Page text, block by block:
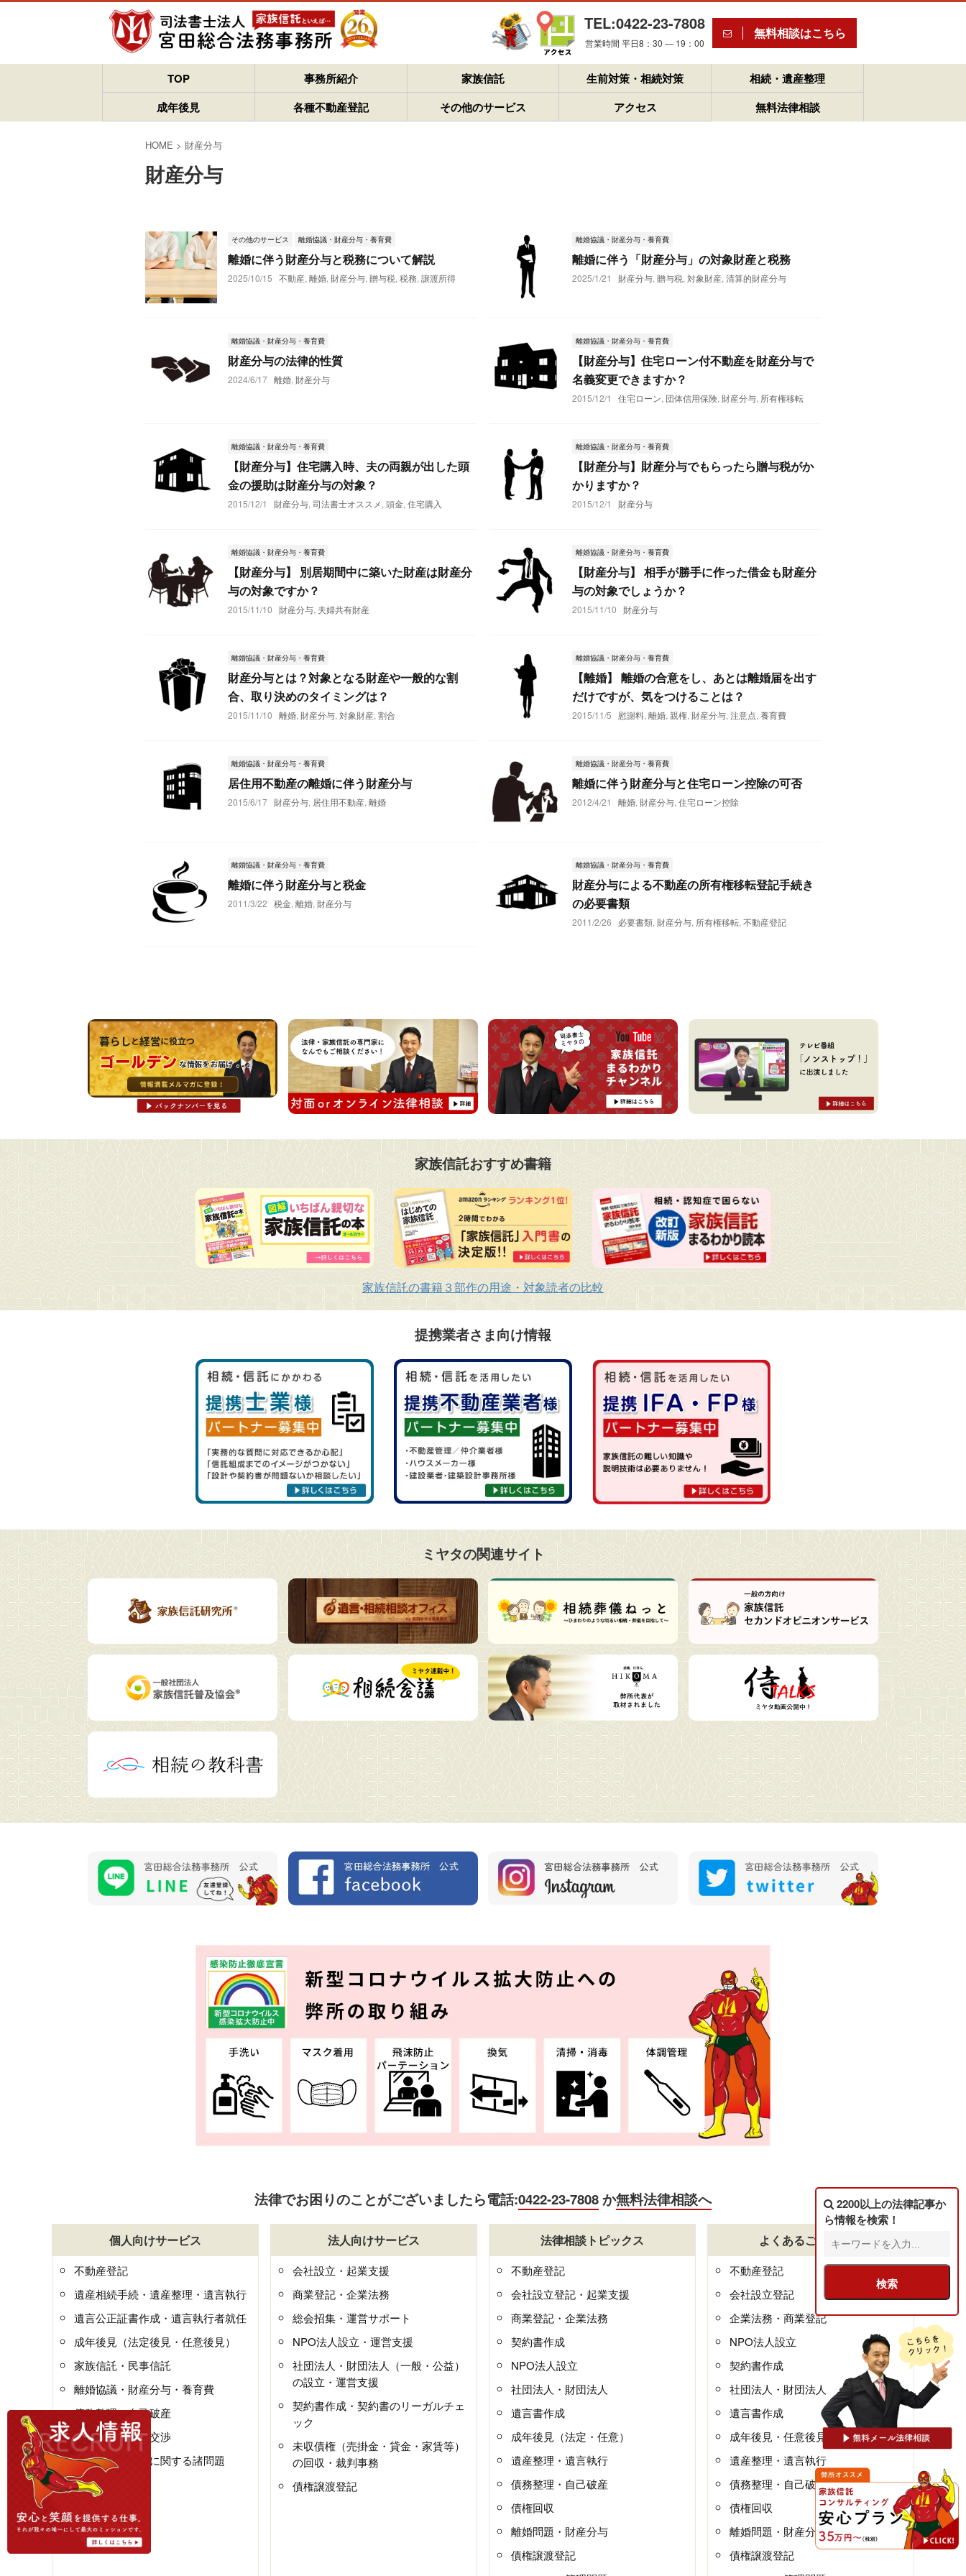
TEL:0422-23-7808
営業時間 平日8：30 ― 19：00
無料相談はこちら
TOP 事務所紹介 家族信託 生前対策・相続対策
相続・遺産整理
成年後見
各種不動産登記 その他のサービス アクセス 無料法律相談
HOME > 財産分与
財産分与
その他のサービス 離婚協議・財産分与・養育費
離婚に伴う財産分与と税務について解説
2025/10/15 不動産, 離婚, 財産分与, 贈与税, 税務, 譲渡所得
離婚協議・財産分与・養育費
離婚に伴う「財産分与」の対象財産と税務
2025/1/21 財産分与,贈与税,対象財産,清算的財産分与
離婚協議・財産分与・養育費
財産分与の法律的性質
2024/6/17 離婚, 財産分与
離婚協議・財産分与・養育費
【財産分与】住宅ローン付不動産を財産分与で
名義変更できますか？
2015/12/1 住宅ローン, 団体信用保険, 財産分与, 所有権移転
離婚協議・財産分与・養育費
【財産分与】住宅購入時、夫の両親が出した頭
金の援助は財産分与の対象？
2015/12/1 財産分与, 司法書士オススメ, 頭金, 住宅購入
離婚協議・財産分与・養育費
【財産分与】財産分与でもらったら贈与税がか
かりますか？
2015/12/1 財産分与
離婚協議・財産分与・養育費
【財産分与】 別居期間中に築いた財産は財産分
与の対象ですか？
2015/11/10 財産分与, 夫婦共有財産
離婚協議・財産分与・養育費
【財産分与】 相手が勝手に作った借金も財産分
与の対象でしょうか？
2015/11/10 財産分与
離婚協議・財産分与・養育費
財産分与とは？対象となる財産や一般的な割
合、取り決めのタイミングは？
2015/11/10 離婚, 財産分与, 対象財産, 割合
離婚協議・財産分与・養育費
【離婚】 離婚の合意をし、あとは離婚届を出す
だけですが、気をつけることは？
2015/11/5 慰謝料,離婚,親権, 財産分与,注意点,養育費
離婚協議・財産分与・養育費
居住用不動産の離婚に伴う財産分与
2015/6/17 財産分与, 居住用不動産, 離婚
離婚協議・財産分与・養育費
離婚に伴う財産分与と住宅ローン控除の可否
2012/4/21 離婚, 財産分与,住宅ローン控除
離婚協議・財産分与・養育費
離婚に伴う財産分与と税金
2011/3/22 税金, 離婚, 財産分与
離婚協議・財産分与・養育費
財産分与による不動産の所有権移転登記手続き
の必要書類
2011/2/26 必要書類, 財産分与, 所有権移転,不動産登記
家族信託おすすめ書籍
家族信託の書籍３部作の用途・対象読者の比較
提携業者さま向け情報
ミヤタの関連サイト
法律でお困りのことがございましたら電話:0422-23-7808か無料法律相談へ
個人向けサービス
不動産登記
遺産相続手続・遺産整理・遺言執行
遺言公正証書作成・遺言執行者就任
成年後見（法定後見・任意後見）
家族信託・民事信託
離婚協議・財産分与・養育費
債務整理・自己破産
建物明渡・立退交渉
マンション管理に関する諸問題
法人向けサービス
会社設立・起業支援
商業登記・企業法務
総会招集・運営サポート
NPO法人設立・運営支援
社団法人・財団法人（一般・公益）
の設立・運営支援
契約書作成・契約書のリーガルチェ
ック
未収債権（売掛金・貸金・家賃等）
の回収・裁判事務
債権譲渡登記
法律相談トピックス
不動産登記
会社設立登記・起業支援
商業登記・企業法務
契約書作成
NPO法人設立
社団法人・財団法人
遺言書作成
成年後見（法定・任意）
遺産整理・遺言執行
債務整理・自己破産
債権回収
離婚問題・財産分与
債権譲渡登記
よくあるご質問一覧
不動産登記
会社設立登記
企業法務・商業登記
NPO法人設立
契約書作成
社団法人・財団法人
遺言書作成
成年後見・任意後見
遺産整理・遺言執行
債務整理・自己破産
債権回収
離婚問題・財産分与
債権譲渡登記
2200以上の法律記事か
ら情報を検索！